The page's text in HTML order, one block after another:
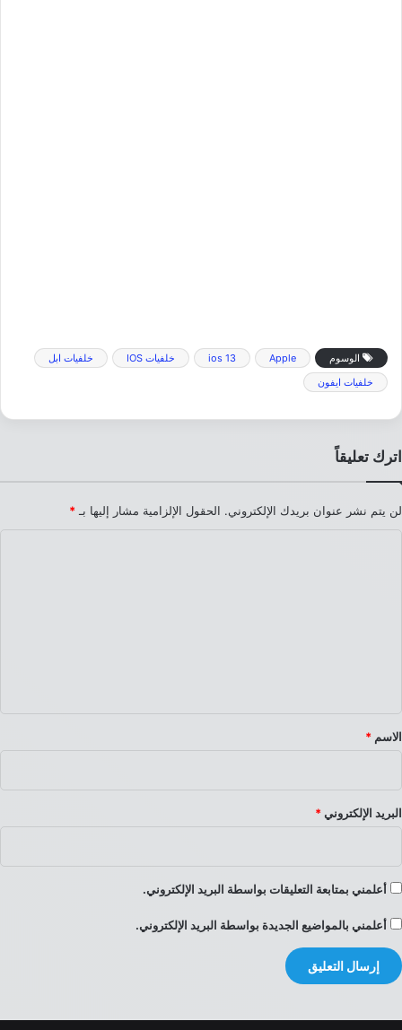
الوسوم Apple
ios 13 خلفيات IOS
خلفيات ابل
خلفيات ايفون
اترك تعليقاً
لن يتم نشر عنوان بريدك الإلكتروني. الحقول الإلزامية مشار إليها بـ *
*
الاسم *
البريد الإلكتروني *
أعلمني بمتابعة التعليقات بواسطة البريد الإلكتروني.
أعلمني بالمواضيع الجديدة بواسطة البريد الإلكتروني.